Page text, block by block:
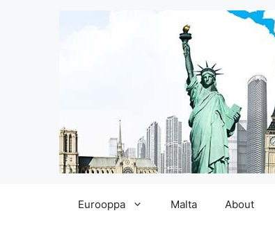
Eurooppa Malta About